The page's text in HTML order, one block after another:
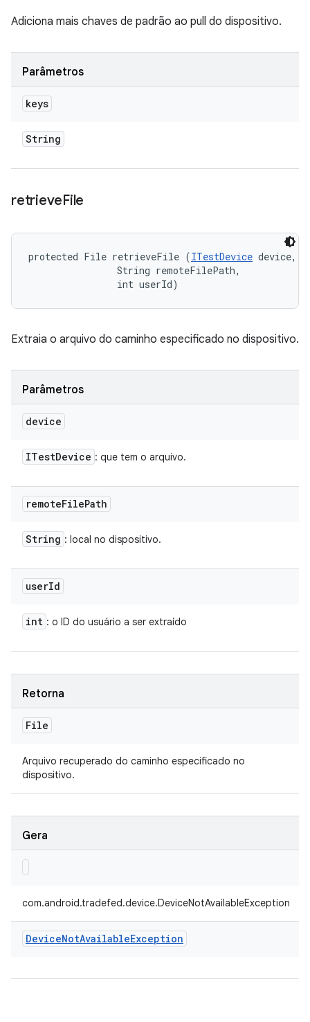
Adiciona mais chaves de padrão ao pull do dispositivo.
Parâmetros
keys
String
retrieveFile
protected File retrieveFile (ITestDevice device,
                String remoteFilePath,
                int userId)
Extraia o arquivo do caminho especificado no dispositivo.
Parâmetros
device
ITestDevice : que tem o arquivo.
remoteFilePath
String : local no dispositivo.
userId
int : o ID do usuário a ser extraído
Retorna
File
Arquivo recuperado do caminho especificado no
dispositivo.
Gera
com.android.tradefed.device.DeviceNotAvailableException
DeviceNotAvailableException